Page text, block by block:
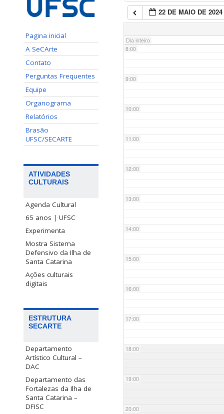
Pagina inicial
A SeCArte
Contato
Perguntas Frequentes
Equipe
Organograma
Relatórios
Brasão
UFSC/SECARTE
ATIVIDADES
CULTURAIS
Agenda Cultural
65 anos | UFSC
Experimenta
Mostra Sistema
Defensivo da Ilha de
Santa Catarina
Ações culturais
digitais
ESTRUTURA
SECARTE
Departamento
Artístico Cultural –
DAC
Departamento das
Fortalezas da Ilha de
Santa Catarina –
DFISC
22 DE MAIO DE 2024
Dia inteiro
7:00
8:00
9:00
10:00
11:00
12:00
13:00
14:00
15:00
16:00
17:00
18:00
19:00
20:00